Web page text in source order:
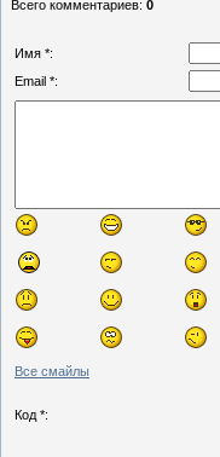
Всего комментариев: 0
Имя *:
Email *:
Все смайлы
Код *: